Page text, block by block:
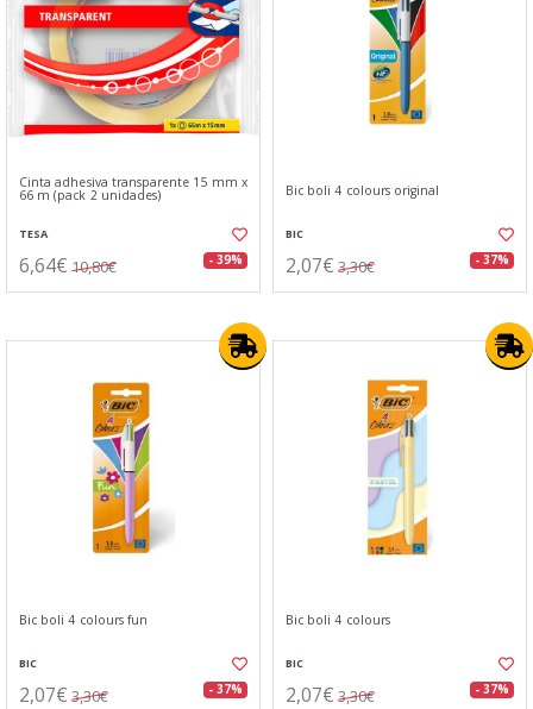
Cinta adhesiva transparente 15 mm x
66 m (pack 2 unidades)
TESA
6,64€ 10,80€ - 39%
Bic boli 4 colours original
BIC
2,07€ 3,30€ - 37%
Bic boli 4 colours fun
BIC
2,07€ 3,30€ - 37%
Bic boli 4 colours
BIC
2,07€ 3,30€ - 37%